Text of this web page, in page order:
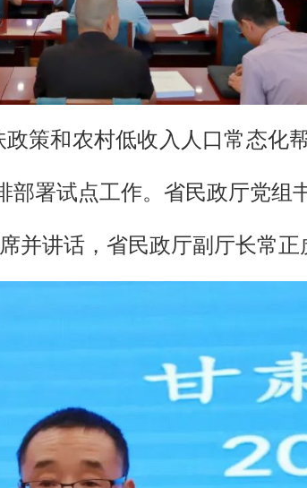
和农村低收入人口常态化
署试点工作。省民政厅党组
并讲话，省民政厅副厅长常正